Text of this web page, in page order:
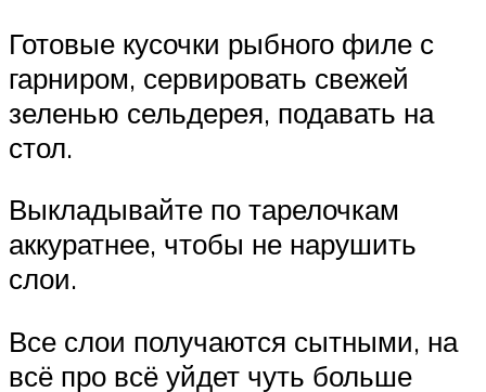
Готовые кусочки рыбного филе с
гарниром, сервировать свежей
зеленью сельдерея, подавать на
стол.
Выкладывайте по тарелочкам
аккуратнее, чтобы не нарушить
слои.
Все слои получаются сытными, на
всё про всё уйдет чуть больше